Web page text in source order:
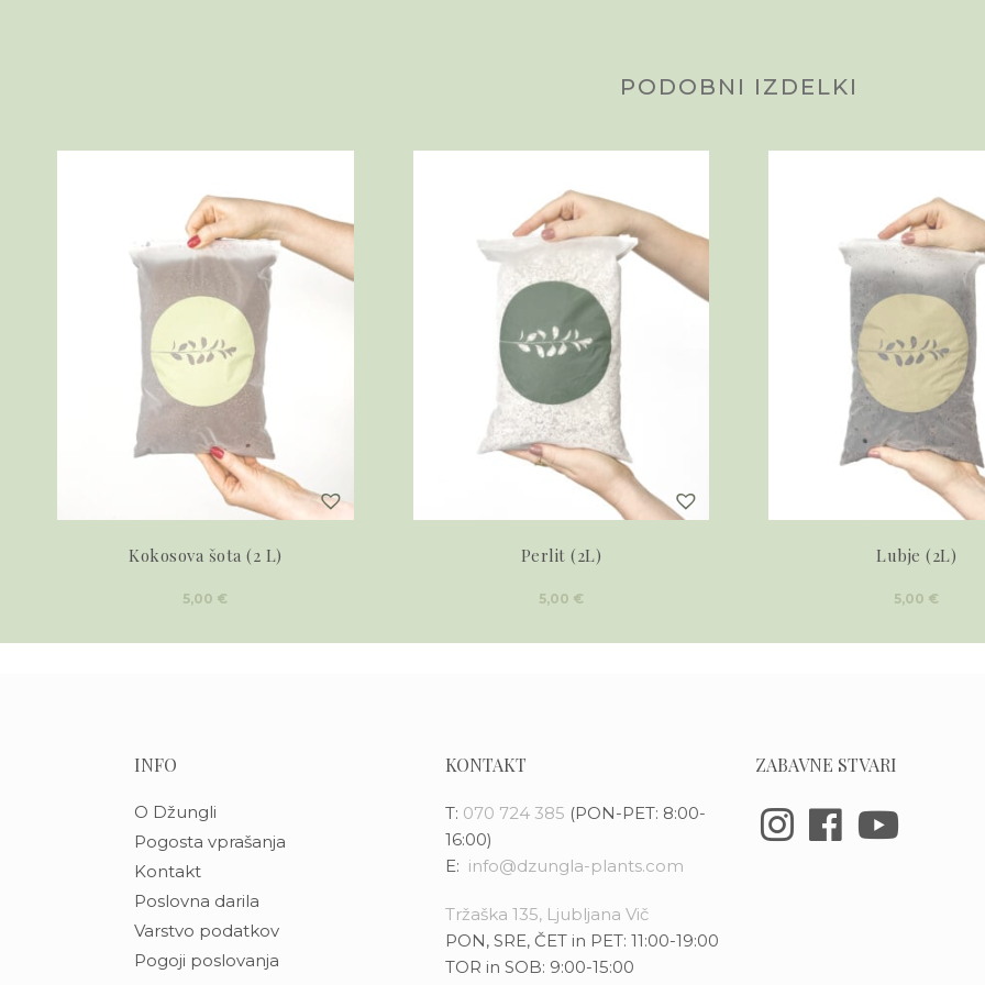
PODOBNI IZDELKI
Kokosova šota (2 L)
5,00 €
Perlit (2L)
5,00 €
Lubje (2L)
5,00 €
INFO
O Džungli
Pogosta vprašanja
Kontakt
Poslovna darila
Varstvo podatkov
Pogoji poslovanja
KONTAKT
T: 070 724 385 (PON-PET: 8:00-
16:00)
E: info@dzungla-plants.com
Tržaška 135, Ljubljana Vič
PON, SRE, ČET in PET: 11:00-19:00
TOR in SOB: 9:00-15:00
ZABAVNE STVARI